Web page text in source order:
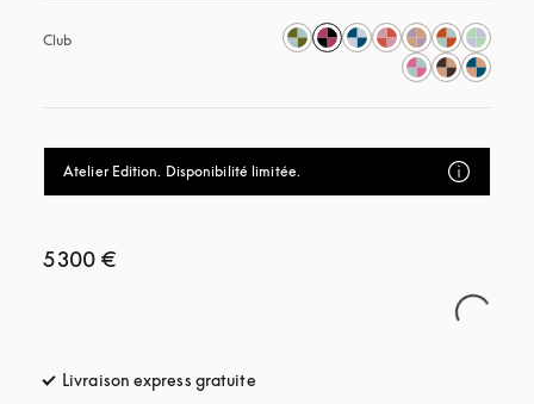
Club
Atelier Edition. Disponibilité limitée.
5 300 €
Livraison express gratuite